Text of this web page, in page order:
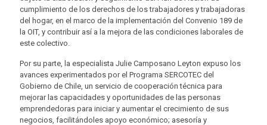
cumplimiento de los derechos de los trabajadores y trabajadoras
del hogar, en el marco de la implementación del Convenio 189 de
la OIT, y contribuir así a la mejora de las condiciones laborales de
este colectivo.
Por su parte, la especialista Julie Camposano Leyton expuso los
avances experimentados por el Programa SERCOTEC del
Gobierno de Chile, un servicio de cooperación técnica para
mejorar las capacidades y oportunidades de las personas
emprendedoras para iniciar y aumentar el crecimiento de sus
negocios, facilitándoles apoyo económico; asesoría y